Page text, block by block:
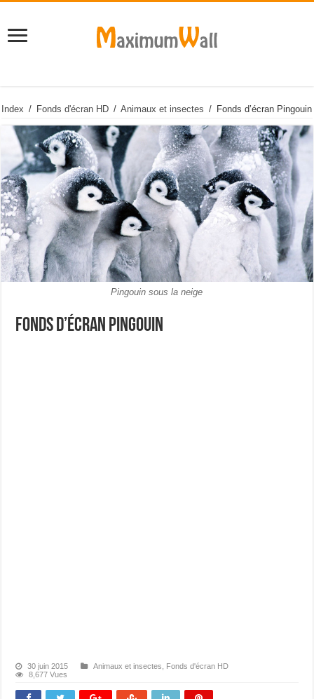
Index / Fonds d'écran HD / Animaux et insectes / Fonds d’écran Pingouin
Pingouin sous la neige
Fonds d’écran Pingouin
30 juin 2015 Animaux et insectes
Fonds d'écran HD
8,677 Vues